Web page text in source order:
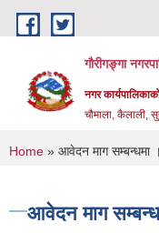
Skip to main content
गौरीगङ्गा
नगर
चौमाला, कैलाली,
You are here
Home » आवेदन माग सम्बन्धमा ।
आवेदन माग